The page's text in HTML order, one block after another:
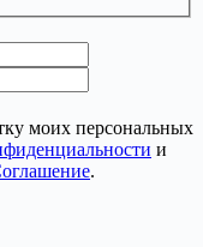
моих персональных
и
.